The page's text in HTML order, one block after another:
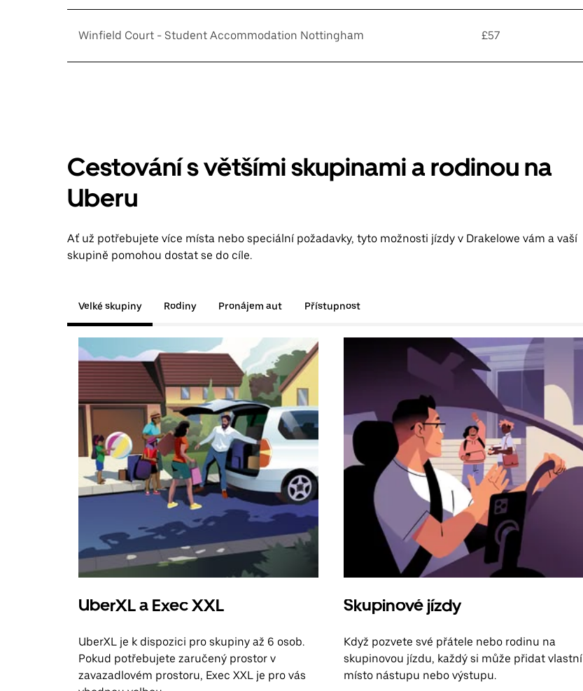
Winfield Court - Student Accommodation Nottingham £57
Cestování s většími skupinami a rodinou na
Uberu
Ať už potřebujete více místa nebo speciální požadavky, tyto možnosti jízdy v Drakelowe vám a vaší
skupině pomohou dostat se do cíle.
Velké skupiny Rodiny Pronájem aut Přístupnost
UberXL a Exec XXL
UberXL je k dispozici pro skupiny až 6 osob.
Pokud potřebujete zaručený prostor v
zavazadlovém prostoru, Exec XXL je pro vás
Skupinové jízdy
Když pozvete své přátele nebo rodinu na
skupinovou jízdu, každý si může přidat vlastní
místo nástupu nebo výstupu.